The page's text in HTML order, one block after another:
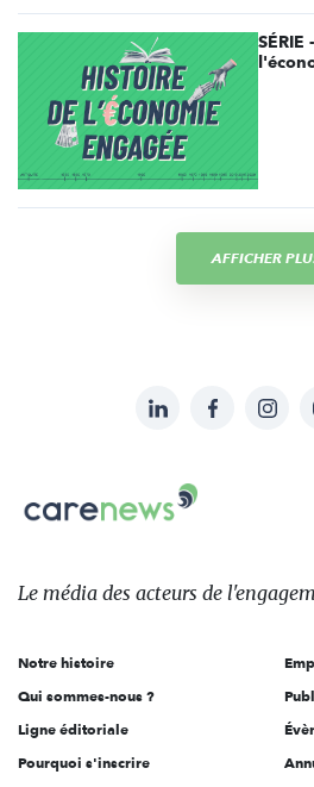
AFFICHER
sur:
LinkedInFacebook
Carenews,
Le
des
l'engagement
Le média des acteurs de
Notre histoire
Qui sommes-nous ?
Ligne éditoriale
Pourquoi s'inscrire